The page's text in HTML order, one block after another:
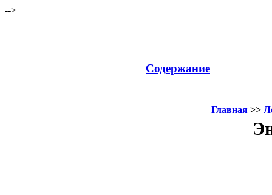
-->
Содержание
Главная >>